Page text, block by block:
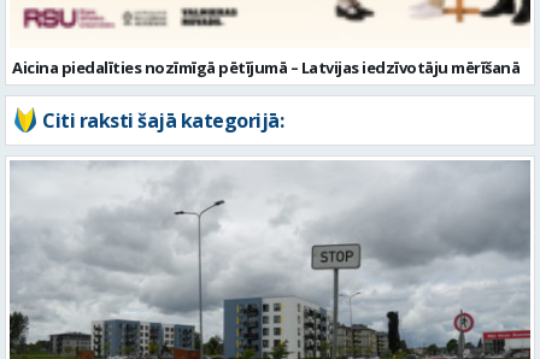
Aicina piedalīties nozīmīgā pētījumā – Latvijas iedzīvotāju mērīšanā
Citi raksti šajā kategorijā: